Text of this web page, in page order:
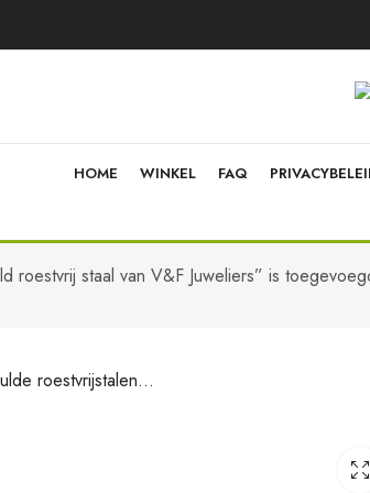
HOME WINKEL FAQ
roestvrij staal van V&F Juweliers” is
18K vergulde roestvrijstalen oorbellen van V&F Jewelers